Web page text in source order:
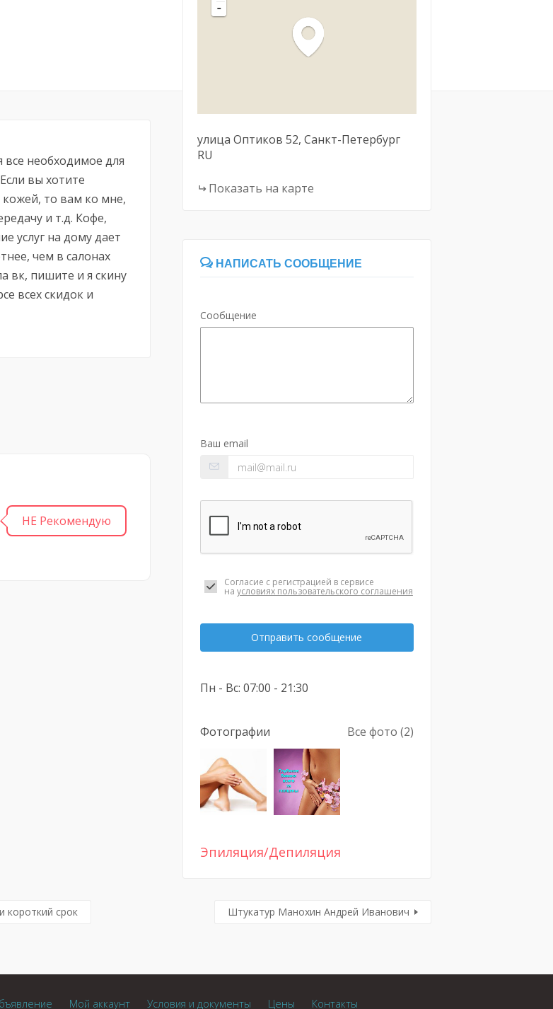
все необходимое для
вы хотите
кожей, то вам ко мне,
и т.д. Кофе,
услуг на дому дает
чем в салонах
вк, пишите и я скину
всех скидок и
НЕ Рекомендую
-
улица Оптиков 52 Санкт-Петербург
RU
Показать на карте
НАПИСАТЬ СООБЩЕНИЕ
Сообщение
Ваш email
Согласие с регистрацией в сервисе
на условиях пользовательского соглашения
Отправить сообщение
Пн - Вс: 07:00 - 21:30
Фотографии Все фото (2)
Эпиляция/Депиляция
короткий срок Штукатур Манохин Андрей Иванович
Мой аккаунт Условия и документы Цены Контакты